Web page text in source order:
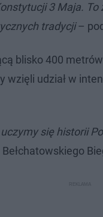
3 Maja.
tradycji–
blisko 400
udział w
się historii